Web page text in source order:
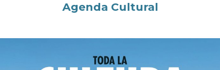
Agenda Cultural